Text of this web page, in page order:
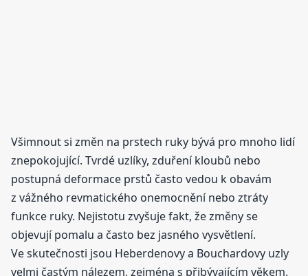
Všimnout si změn na prstech ruky bývá pro mnoho lidí
znepokojující. Tvrdé uzlíky, zduření kloubů nebo
postupná deformace prstů často vedou k obavám
z vážného revmatického onemocnění nebo ztráty
funkce ruky. Nejistotu zvyšuje fakt, že změny se
objevují pomalu a často bez jasného vysvětlení.
Ve skutečnosti jsou Heberdenovy a Bouchardovy uzly
velmi častým nálezem, zejména s přibývajícím věkem.